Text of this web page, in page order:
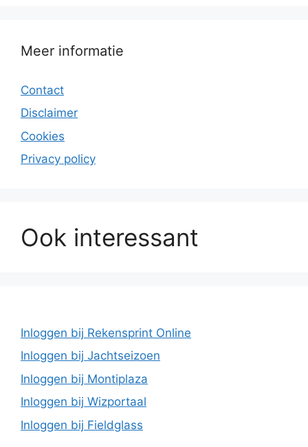
Meer informatie
Contact
Disclaimer
Cookies
Privacy policy
Ook interessant
Inloggen bij Rekensprint Online
Inloggen bij Jachtseizoen
Inloggen bij Montiplaza
Inloggen bij Wizportaal
Inloggen bij Fieldglass